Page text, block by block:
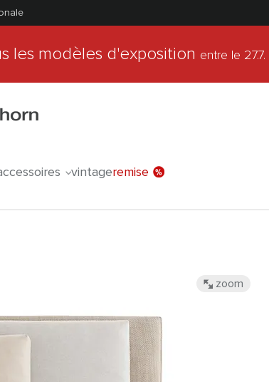
les modèles d'exposition entre le 27.7.
vintageremise
zoom